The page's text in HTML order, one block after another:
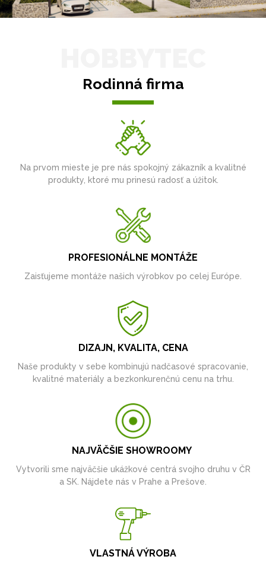
Rodinná firma
Na prvom mieste je pre nás spokojný zákazník a kvalitné
produkty, ktoré mu prinesú radosť a úžitok.
PROFESIONÁLNE MONTÁŽE
Zaisťujeme montáže našich výrobkov po celej Európe.
DIZAJN, KVALITA, CENA
Naše produkty v sebe kombinujú nadčasové spracovanie,
kvalitné materiály a bezkonkurenčnú cenu na trhu.
NAJVÄČŠIE SHOWROOMY
Vytvorili sme najväčšie ukážkové centrá svojho druhu v ČR
a SK. Nájdete nás v Prahe a Prešove.
VLASTNÁ VÝROBA